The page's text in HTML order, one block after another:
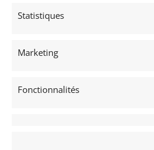
Statistiques
Marketing
Fonctionnalités
Voir les 224 annonces de
Voitures de collection